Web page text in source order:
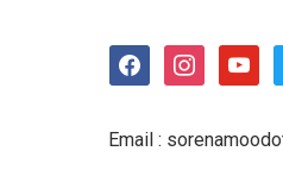
facebookinstagramyoutube
Email :